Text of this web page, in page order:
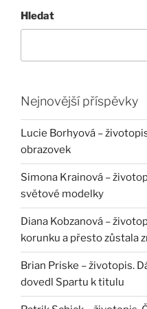
Hledat
Nejnovější příspěvky
Lucie Borhyová –
obrazovek
Simona Krainová –
světové modelky
Diana Kobzanová –
korunku a přesto zůstala
Brian Priske – životopis.
dovedl Spartu k titulu